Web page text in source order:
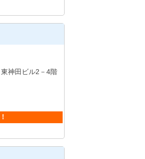
神田ビル2－4階
6分